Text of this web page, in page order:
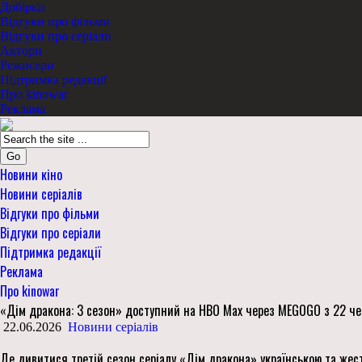
Добірки
Відгуки про фільми
Відгуки про серіали
Актори
Режисери
Підтримка редакції
Про kinowar
Реклама
Go
Новини кіно
Новини серіалів
Відгуки про фільми
Відгуки про серіали
Підтримка редакції
Реклама
Про kinowar
«Дім дракона: 3 сезон» доступний на HBO Max через MEGOGO з 22
22.06.2026 Новини серіалів